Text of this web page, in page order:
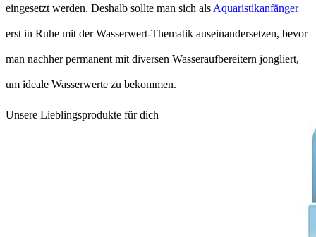
eingesetzt werden. Deshalb sollte man sich als Aquaristikanfänger
erst in Ruhe mit der Wasserwert-Thematik auseinandersetzen, bevor
man nachher permanent mit diversen Wasseraufbereitern jongliert,
um ideale Wasserwerte zu bekommen.
Unsere Lieblingsprodukte für dich